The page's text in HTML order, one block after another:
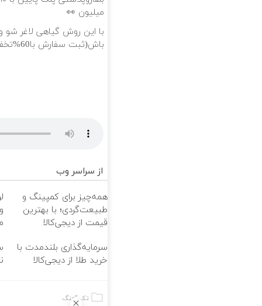
میلیون 👀
با این روش گیاهی لاغر
باش(ثبت سفارش با60%تخفیف)
از سراسر وب
همه‌چیز برای کمپینگ و
طبیعت‌گردی؛ با بهترین
قیمت از دیجی‌کالا
سرمایه‌گذاری بلندمدت با
خرید طلا از دیجی‌کالا
تک آهنگ